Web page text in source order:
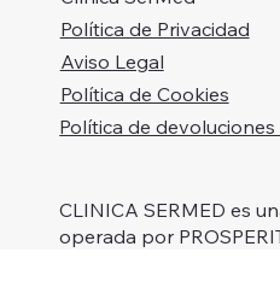
Política de Privacidad
Aviso Legal
Política de Cookies
Política de
CLINICA SERMED es
operada por